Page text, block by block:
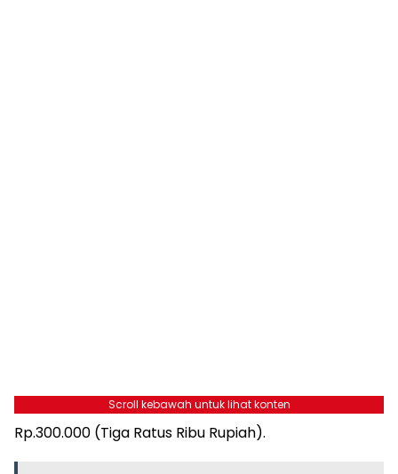
Scroll kebawah untuk lihat konten
Rp.300.000 (Tiga Ratus Ribu Rupiah).